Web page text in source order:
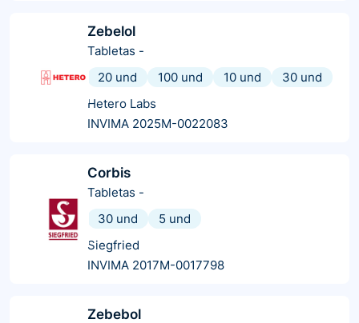
Zebelol
Tabletas -
20 und
100 und 10 und
30 und
Hetero Labs
INVIMA 2025M-0022083
Corbis
Tabletas -
30 und
5 und
Siegfried
INVIMA 2017M-0017798
Zebebol